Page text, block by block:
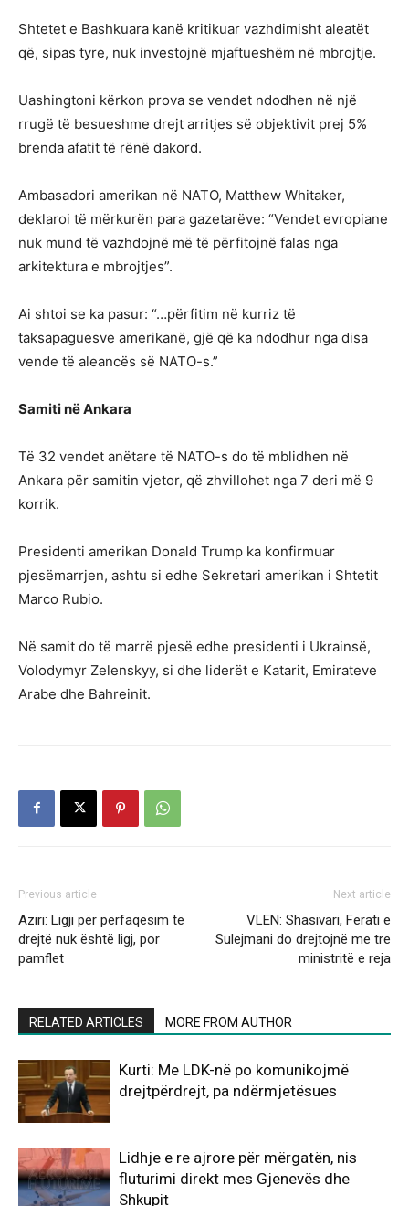
Shtetet e Bashkuara kanë kritikuar vazhdimisht aleatët
që, sipas tyre, nuk investojnë mjaftueshëm në mbrojtje.
Uashingtoni kërkon prova se vendet ndodhen në një
rrugë të besueshme drejt arritjes së objektivit prej 5%
brenda afatit të rënë dakord.
Ambasadori amerikan në NATO, Matthew Whitaker,
deklaroi të mërkurën para gazetarëve: “Vendet evropiane
nuk mund të vazhdojnë më të përfitojnë falas nga
arkitektura e mbrojtjes”.
Ai shtoi se ka pasur: “…përfitim në kurriz të
taksapaguesve amerikanë, gjë që ka ndodhur nga disa
vende të aleancës së NATO-s.”
Samiti në Ankara
Të 32 vendet anëtare të NATO-s do të mblidhen në
Ankara për samitin vjetor, që zhvillohet nga 7 deri më 9
korrik.
Presidenti amerikan Donald Trump ka konfirmuar
pjesëmarrjen, ashtu si edhe Sekretari amerikan i Shtetit
Marco Rubio.
Në samit do të marrë pjesë edhe presidenti i Ukrainsë,
Volodymyr Zelenskyy, si dhe liderët e Katarit, Emirateve
Arabe dhe Bahreinit.
Previous article
Aziri: Ligji për përfaqësim të
drejtë nuk është ligj, por
pamflet
Next article
VLEN: Shasivari, Ferati e
Sulejmani do drejtojnë me tre
ministritë e reja
RELATED ARTICLES MORE FROM AUTHOR
Kurti: Me LDK-në po komunikojmë
drejtpërdrejt, pa ndërmjetësues
Lidhje e re ajrore për mërgatën, nis
fluturimi direkt mes Gjenevës dhe
Shkupit